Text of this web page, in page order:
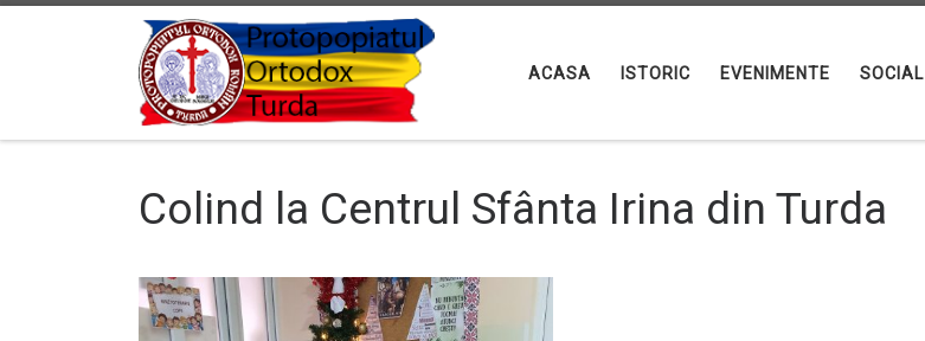
ACASA ISTORIC EVENIMENTE SOCIAL
Colind la Centrul Sfânta Irina din Turda